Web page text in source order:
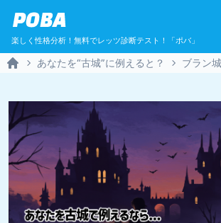
POBA
楽しく性格分析！無料でレッツ診断テスト！「ポバ」
あなたを“古城”に例えると？ ブラン